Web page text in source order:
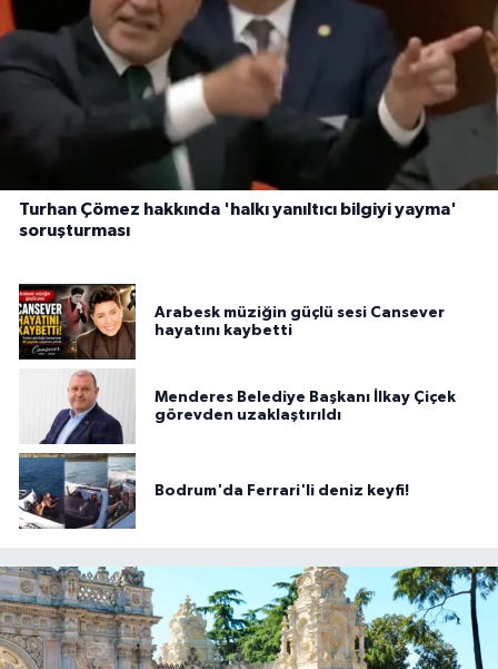
Turhan Çömez hakkında 'halkı yanıltıcı bilgiyi yayma'
soruşturması
Arabesk müziğin güçlü sesi Cansever
hayatını kaybetti
Menderes Belediye Başkanı İlkay Çiçek
görevden uzaklaştırıldı
Bodrum'da Ferrari'li deniz keyfi!